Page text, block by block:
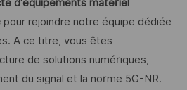
d'équipements matériel
pour rejoindre notre équipe dédiée
A ce titre, vous êtes
de solutions numériques,
du signal et la norme 5G-NR.